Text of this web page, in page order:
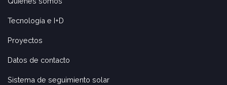
Tecnología e I+D
Proyectos
Datos de contacto
Sistema de seguimiento solar